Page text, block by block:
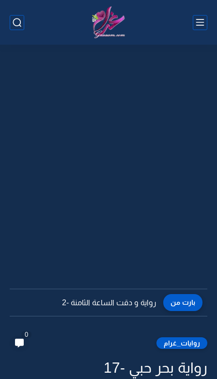
بارت من رواية و دقت الساعة الثامنة -1
روايات_غرام
0
رواية بحر حبي -17